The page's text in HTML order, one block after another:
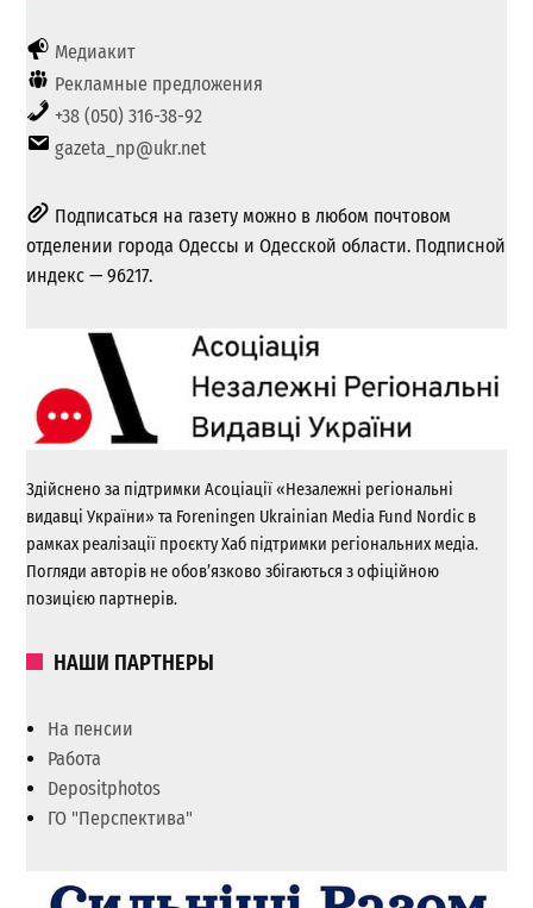
Медиакит
Рекламные предложения
+38 (050) 316-38-92
gazeta_np@ukr.net
Подписаться на газету можно в любом почтовом
отделении города Одессы и Одесской области. Подписной
индекс — 96217.
Здійснено за підтримки Асоціації «Незалежні регіональні
видавці України» та Foreningen Ukrainian Media Fund Nordic в
рамках реалізації проєкту Хаб підтримки регіональних медіа.
Погляди авторів не обов’язково збігаються з офіційною
позицією партнерів.
НАШИ ПАРТНЕРЫ
На пенсии
Работа
Depositphotos
ГО "Перспектива"